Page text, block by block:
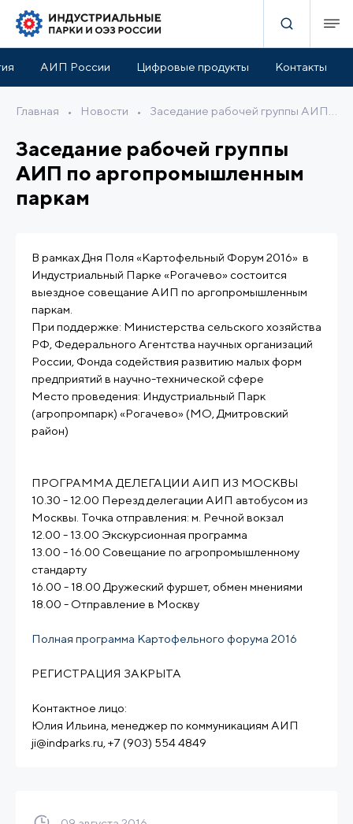
АИП России Цифровые продукты Контакты
Главная • Новости •
Заседание рабочей группы
АИП по аргопромышленным
паркам
В рамках Дня Поля «Картофельный Форум 2016» в
Индустриальный Парке «Рогачево» состоится
выездное совещание АИП по аргопромышленным
паркам.
При поддержке: Министерства сельского хозяйства
РФ, Федерального Агентства научных организаций
России, Фонда содействия развитию малых форм
предприятий в научно-технической сфере
Место проведения: Индустриальный Парк
(агропромпарк) «Рогачево» (МО, Дмитровский
район)
ПРОГРАММА ДЕЛЕГАЦИИ АИП ИЗ МОСКВЫ
10.30 - 12.00 Перезд делегации АИП автобусом из
Москвы. Точка отправления: м. Речной вокзал
12.00 - 13.00 Экскурсионная программа
13.00 - 16.00 Совещание по агропромышленному
стандарту
16.00 - 18.00 Дружеский фуршет, обмен мнениями
18.00 - Отправление в Москву
Полная программа Картофельного форума 2016
РЕГИСТРАЦИЯ ЗАКРЫТА
Контактное лицо:
Юлия Ильина, менеджер по коммуникациям АИП
ji@indparks.ru, +7 (903) 554 4849